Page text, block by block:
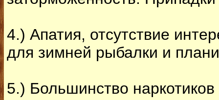
4.) Апатия, отсутствие
для зимней рыбалки и
5.) Большинство